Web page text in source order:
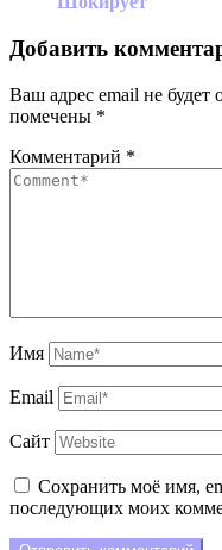
Добавить
Ваш адрес email не будет
помечены *
Комментарий *
Имя
Email
Сайт
Сохранить моё имя,
последующих моих